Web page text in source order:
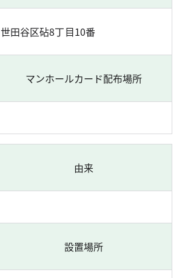
世田谷区砧8丁目10番
マンホールカード配布場所
由来
設置場所